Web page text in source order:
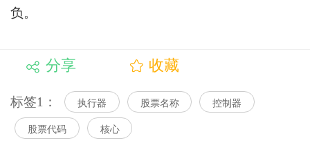
负。
分享 收藏
标签1： 执行器 股票名称 控制器
股票代码 核心